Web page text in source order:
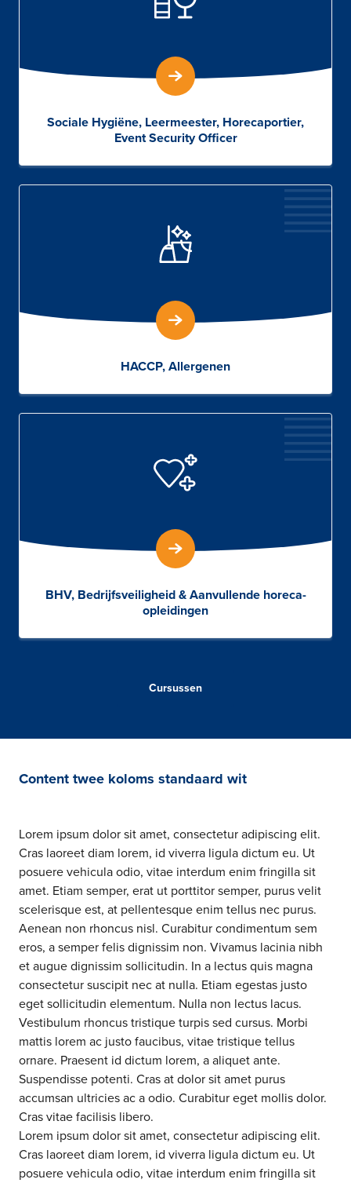
Sociale Hygiëne, Leermeester, Horecaportier,
Event Security Officer
HACCP, Allergenen
BHV, Bedrijfsveiligheid & Aanvullende horeca-
opleidingen
Cursussen
Content twee koloms standaard wit
Lorem ipsum dolor sit amet, consectetur adipiscing elit.
Cras laoreet diam lorem, id viverra ligula dictum eu. Ut
posuere vehicula odio, vitae interdum enim fringilla sit
amet. Etiam semper, erat ut porttitor semper, purus velit
scelerisque est, at pellentesque enim tellus nec purus.
Aenean non rhoncus nisl. Curabitur condimentum sem
eros, a semper felis dignissim non. Vivamus lacinia nibh
et augue dignissim sollicitudin. In a lectus quis magna
consectetur suscipit nec at nulla. Etiam egestas justo
eget sollicitudin elementum. Nulla non lectus lacus.
Vestibulum rhoncus tristique turpis sed cursus. Morbi
mattis lorem ac justo faucibus, vitae tristique tellus
ornare. Praesent id dictum lorem, a aliquet ante.
Suspendisse potenti. Cras at dolor sit amet purus
accumsan ultricies ac a odio. Curabitur eget mollis dolor.
Cras vitae facilisis libero.
Lorem ipsum dolor sit amet, consectetur adipiscing elit.
Cras laoreet diam lorem, id viverra ligula dictum eu. Ut
posuere vehicula odio, vitae interdum enim fringilla sit